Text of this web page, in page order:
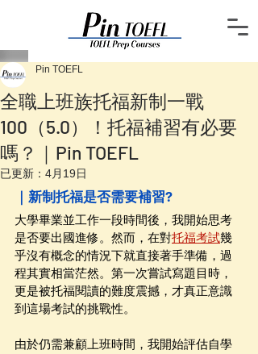
全職上班族托福新制一戰
100（5.0）！托福補習有必要
嗎？｜Pin TOEFL
Pin TOEFL
已更新： 4月19日
｜新制托福是否需要補習?
大學畢業並工作一段時間後，我開始思考
是否要出國進修。然而，在對托福考試幾
乎沒有概念的情況下就直接著手準備，過
程其實相當茫然。第一次嘗試寫題目時，
更是被托福閱讀的難度震撼，才真正意識
到這場考試的挑戰性。
由於仍需兼顧上班時間，我開始評估自學